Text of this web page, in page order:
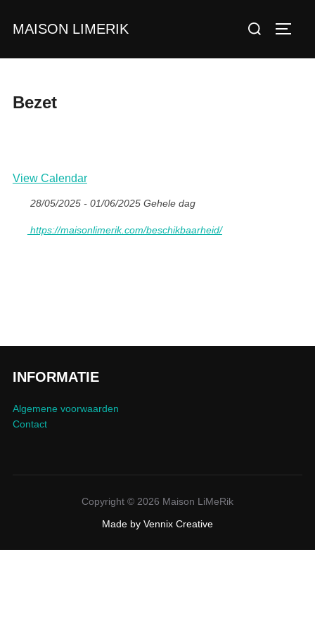
naarMAISON LIMERIK
Zoek
Bezet
View Calendar
28/05/2025 - 01/06/2025 Gehele dag
https://maisonlimerik.com/beschikbaarheid/
INFORMATIE
Algemene voorwaarden
Contact
Copyright © 2026 Maison LiMeRik
Made by Vennix Creative